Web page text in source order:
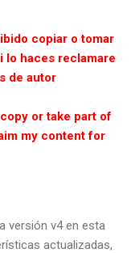
copiar o tomar
lo haces reclamare
de autor
or take part of
my content for
versión v4 en esta
actualizadas,